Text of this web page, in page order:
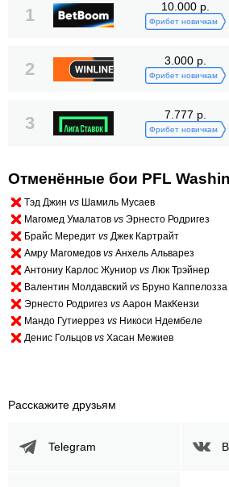
1 10.000 р.
Фрибет новичкам
2 3.000 р.
Фрибет новичкам
3 7.777 р.
Фрибет новичкам
Отменённые бои PFL
Тэд Джин vs Шамиль Мусаев
Магомед Умалатов vs Эрнесто Родригез
Брайс Мередит vs Джек Картрайт
Амру Магомедов vs Анхель Альварез
Антониу Карлос Жуниор vs Люк Трэйнер
Валентин Молдавский vs Бруно Каппелозза
Эрнесто Родригез vs Аарон МакКензи
Мандо Гутиеррез vs Никоси Ндембеле
Денис Гольцов vs Хасан Межиев
Расскажите друзьям
Telegram